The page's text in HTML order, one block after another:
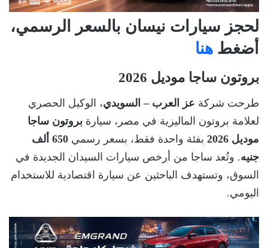
لحجز سيارات نيسان بالسعر الرسمي،
أضغط هنا
بروتون ساجا موديل 2026
طرحت شركة عز العرب – السويدي، الوكيل الحصري
لعلامة بروتون الماليزية في مصر، سيارة بروتون ساجا
موديل 2026
بفئة واحدة فقط، بسعر رسمي
650 ألف
جنيه. وتُعد ساجا من أرخص سيارات السيدان الجديدة في
السوق، وتستهدف الباحثين عن سيارة اقتصادية للاستخدام
اليومي.